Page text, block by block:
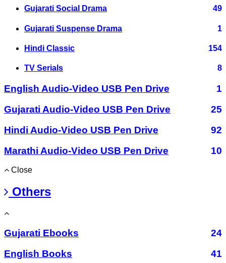
Gujarati Social Drama 49
Gujarati Suspense Drama 1
Hindi Classic 154
TV Serials 8
English Audio-Video USB Pen Drive
1
Gujarati Audio-Video USB Pen Drive
25
Hindi Audio-Video USB Pen Drive
92
Marathi Audio-Video USB Pen Drive
10
Close
Others
Gujarati Ebooks
24
English Books
41